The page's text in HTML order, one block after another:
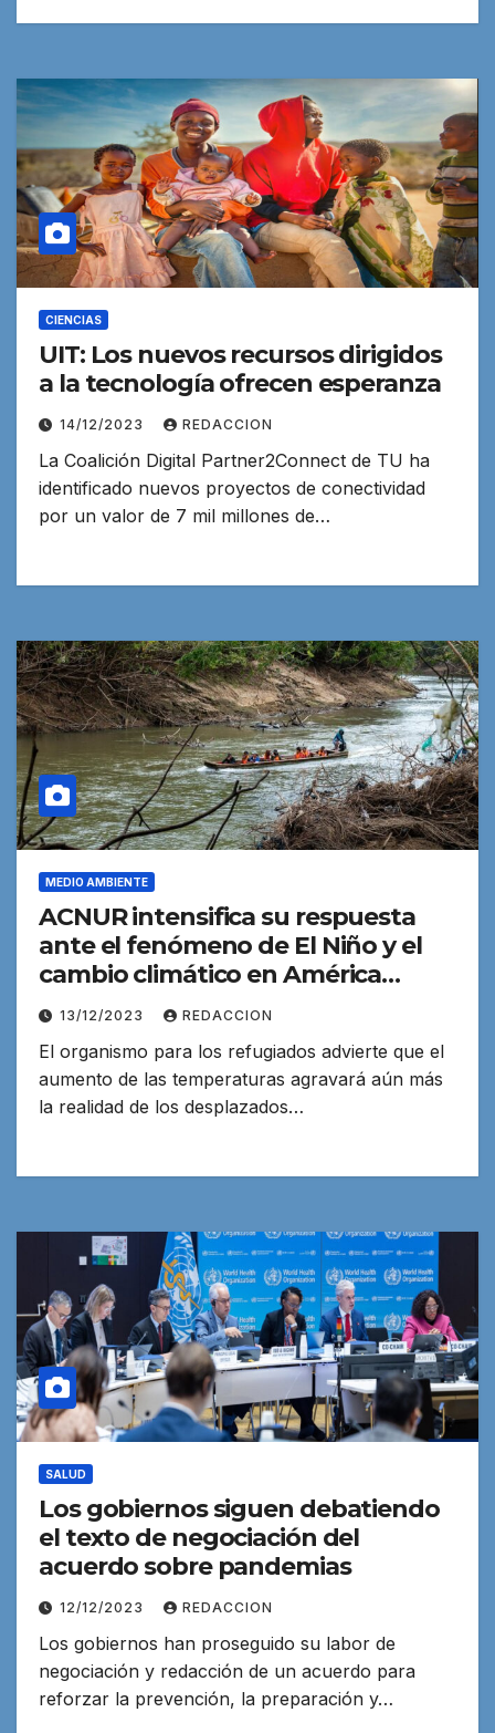
CIENCIAS
UIT: Los nuevos recursos dirigidos
a la tecnología ofrecen esperanza
14/12/2023 REDACCION
La Coalición Digital Partner2Connect de TU ha
identificado nuevos proyectos de conectividad
por un valor de 7 mil millones de…
MEDIO AMBIENTE
ACNUR intensifica su respuesta
ante el fenómeno de El Niño y el
cambio climático en América
Latina
13/12/2023 REDACCION
El organismo para los refugiados advierte que el
aumento de las temperaturas agravará aún más
la realidad de los desplazados…
SALUD
Los gobiernos siguen debatiendo
el texto de negociación del
acuerdo sobre pandemias
12/12/2023 REDACCION
Los gobiernos han proseguido su labor de
negociación y redacción de un acuerdo para
reforzar la prevención, la preparación y…